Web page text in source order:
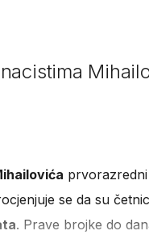
prvorazredni
se da su
. Prave brojke do